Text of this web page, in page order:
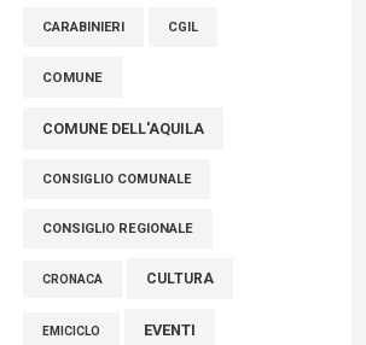
tra cui molti abruzzesi"
06 Agosto 2026
CARABINIERI CGIL
COMUNE
COMUNE DELL'AQUILA
CONSIGLIO COMUNALE
CONSIGLIO REGIONALE
CRONACA CULTURA
EMICICLO EVENTI